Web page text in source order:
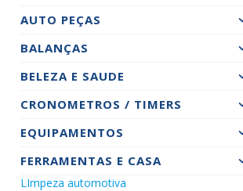
AUTO PEÇAS
BALANÇAS
BELEZA E SAUDE
CRONOMETROS / TIMERS
EQUIPAMENTOS
FERRAMENTAS E CASA
LImpeza automotiva